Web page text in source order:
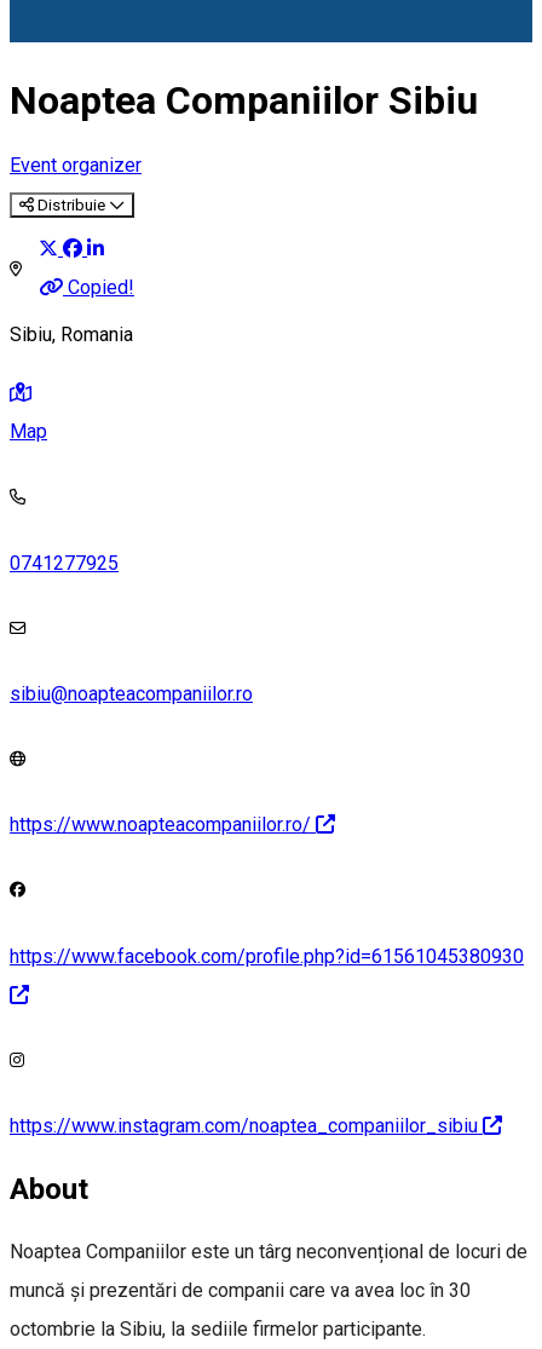
Noaptea Companiilor Sibiu
Event organizer
Distribuie
Copied!
Sibiu, Romania
Map
0741277925
sibiu@noapteacompaniilor.ro
https://www.noapteacompaniilor.ro/
https://www.facebook.com/profile.php?id=61561045380930
https://www.instagram.com/noaptea_companiilor_sibiu
About
Noaptea Companiilor este un târg neconvențional de locuri de
muncă și prezentări de companii care va avea loc în 30
octombrie la Sibiu, la sediile firmelor participante.